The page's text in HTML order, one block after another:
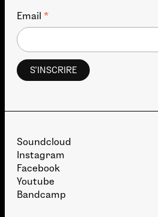
Email *
Soundcloud
Instagram
Facebook
Youtube
Bandcamp